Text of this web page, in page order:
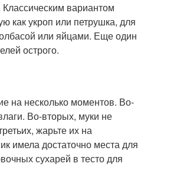
вариантом
как укроп или петрушка, для
или яйцами. Еще один
острого.
на несколько моментов. Во-
Во-вторых, муки не
жарьте их на
имела достаточно места для
сухарей в тесто для